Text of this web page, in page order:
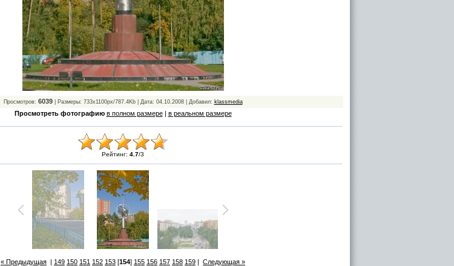
Просмотров: 6039| Размеры: 733x1100px/787.4Kb | Дата: 04.10.2008 | Добавил: klassmedia
Просмотреть фотографию в полном размере| в реальном размере
Рейтинг: 4.7/3
« Предыдущая | 149 150 151 152 153 [154] 155 156 157 158 159 | Следующая »